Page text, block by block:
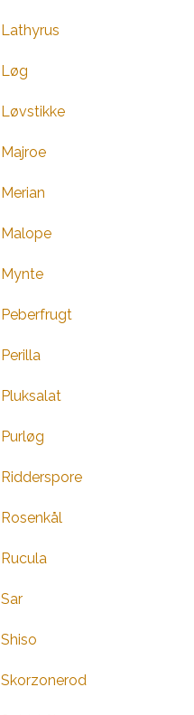
Lathyrus
Løg
Løvstikke
Majroe
Merian
Malope
Mynte
Peberfrugt
Perilla
Pluksalat
Purløg
Ridderspore
Rosenkål
Rucula
Sar
Shiso
Skorzonerod